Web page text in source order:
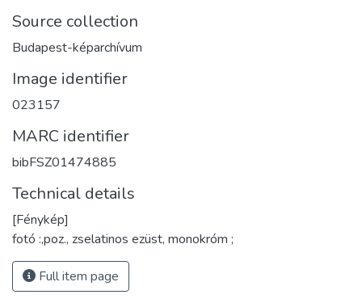
Source collection
Budapest-képarchívum
Image identifier
023157
MARC identifier
bibFSZ01474885
Technical details
[Fénykép]
fotó :,poz., zselatinos ezüst, monokróm ;
Full item page